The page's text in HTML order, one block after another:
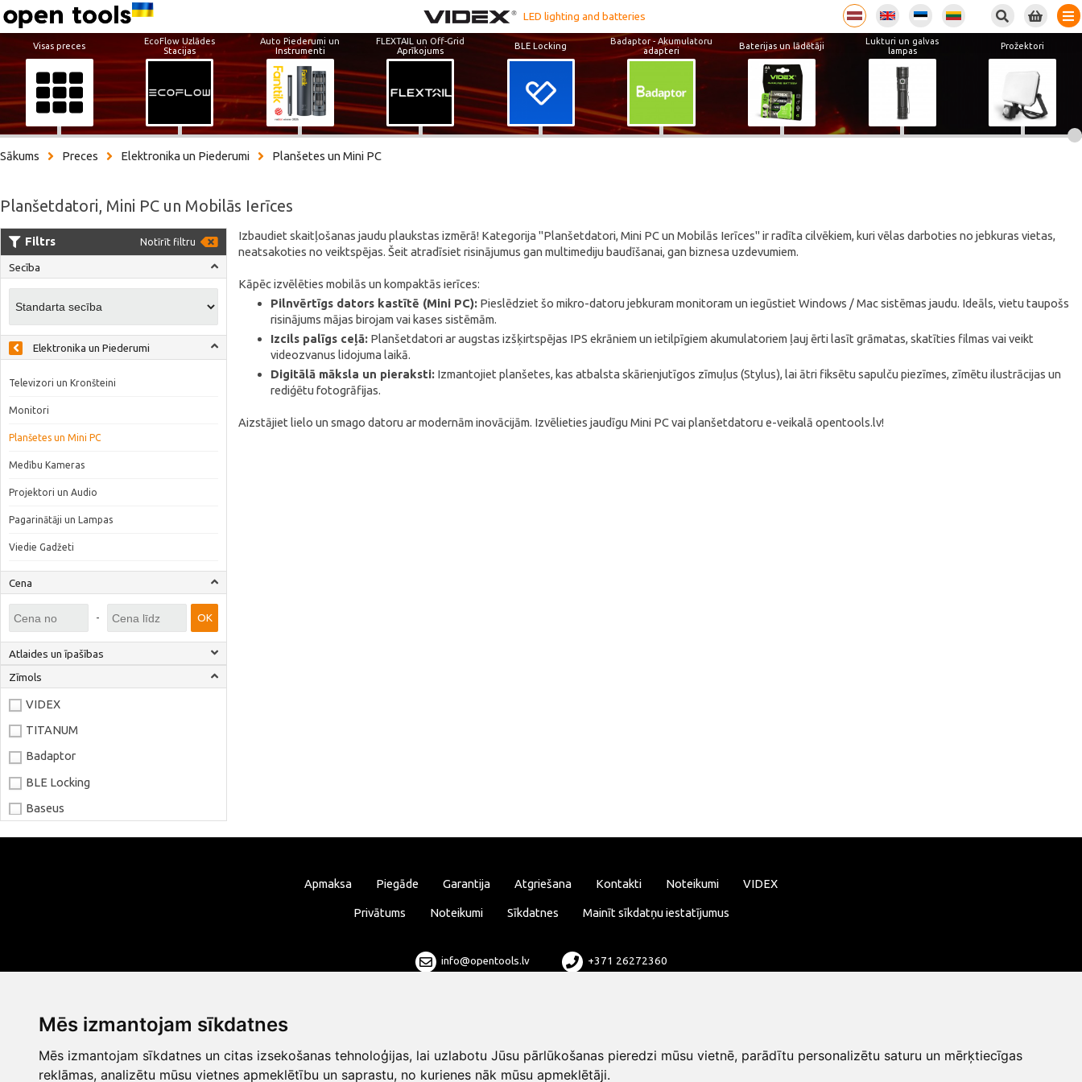
Mēs izmantojam sīkdatnes
Mēs izmantojam sīkdatnes un citas izsekošanas tehnoloģijas, lai uzlabotu Jūsu pārlūkošanas pieredzi mūsu vietnē, parādītu personalizētu saturu un mērķtiecīgas
reklāmas, analizētu mūsu vietnes apmeklētību un saprastu, no kurienes nāk mūsu apmeklētāji.
LED lighting and batteries
Visas preces
EcoFlow Uzlādes
Stacijas
Auto Piederumi un
Instrumenti
FLEXTAIL un Off-Grid
Aprīkojums
BLE Locking
Badaptor - Akumulatoru
adapteri
Baterijas un lādētāji
Lukturi un galvas
lampas
Prožektori
Sākums Preces Elektronika un Piederumi Planšetes un Mini PC
Planšetdatori, Mini PC un Mobilās Ierīces
Filtrs Notīrīt filtru
Secība
Elektronika un Piederumi
Televizori un Kronšteini
Monitori
Planšetes un Mini PC
Medību Kameras
Projektori un Audio
Pagarinātāji un Lampas
Viedie Gadžeti
Cena
- OK
Atlaides un īpašības
Zīmols
VIDEX
TITANUM
Badaptor
BLE Locking
Baseus
Sonoff
Flextail
Izbaudiet skaitļošanas jaudu plaukstas izmērā! Kategorija "Planšetdatori, Mini PC un Mobilās Ierīces" ir radīta cilvēkiem, kuri vēlas darboties no jebkuras vietas,
neatsakoties no veiktspējas. Šeit atradīsiet risinājumus gan multimediju baudīšanai, gan biznesa uzdevumiem.
Kāpēc izvēlēties mobilās un kompaktās ierīces:
Pilnvērtīgs dators kastītē (Mini PC):Pieslēdziet šo mikro-datoru jebkuram monitoram un iegūstiet Windows / Mac sistēmas jaudu. Ideāls, vietu taupošs
risinājums mājas birojam vai kases sistēmām.
Izcils palīgs ceļā:Planšetdatori ar augstas izšķirtspējas IPS ekrāniem un ietilpīgiem akumulatoriem ļauj ērti lasīt grāmatas, skatīties filmas vai veikt
videozvanus lidojuma laikā.
Digitālā māksla un pieraksti:Izmantojiet planšetes, kas atbalsta skārienjutīgos zīmuļus (Stylus), lai ātri fiksētu sapulču piezīmes, zīmētu ilustrācijas un
rediģētu fotogrāfijas.
Aizstājiet lielo un smago datoru ar modernām inovācijām. Izvēlieties jaudīgu Mini PC vai planšetdatoru e-veikalā opentools.lv!
Apmaksa Piegāde Garantija Atgriešana Kontakti Noteikumi VIDEX
Privātums Noteikumi Sīkdatnes Mainīt sīkdatņu iestatījumus
info@opentools.lv +371 26272360
Tirdzniecības partneris: varle.lt
Dizains un izstrāde